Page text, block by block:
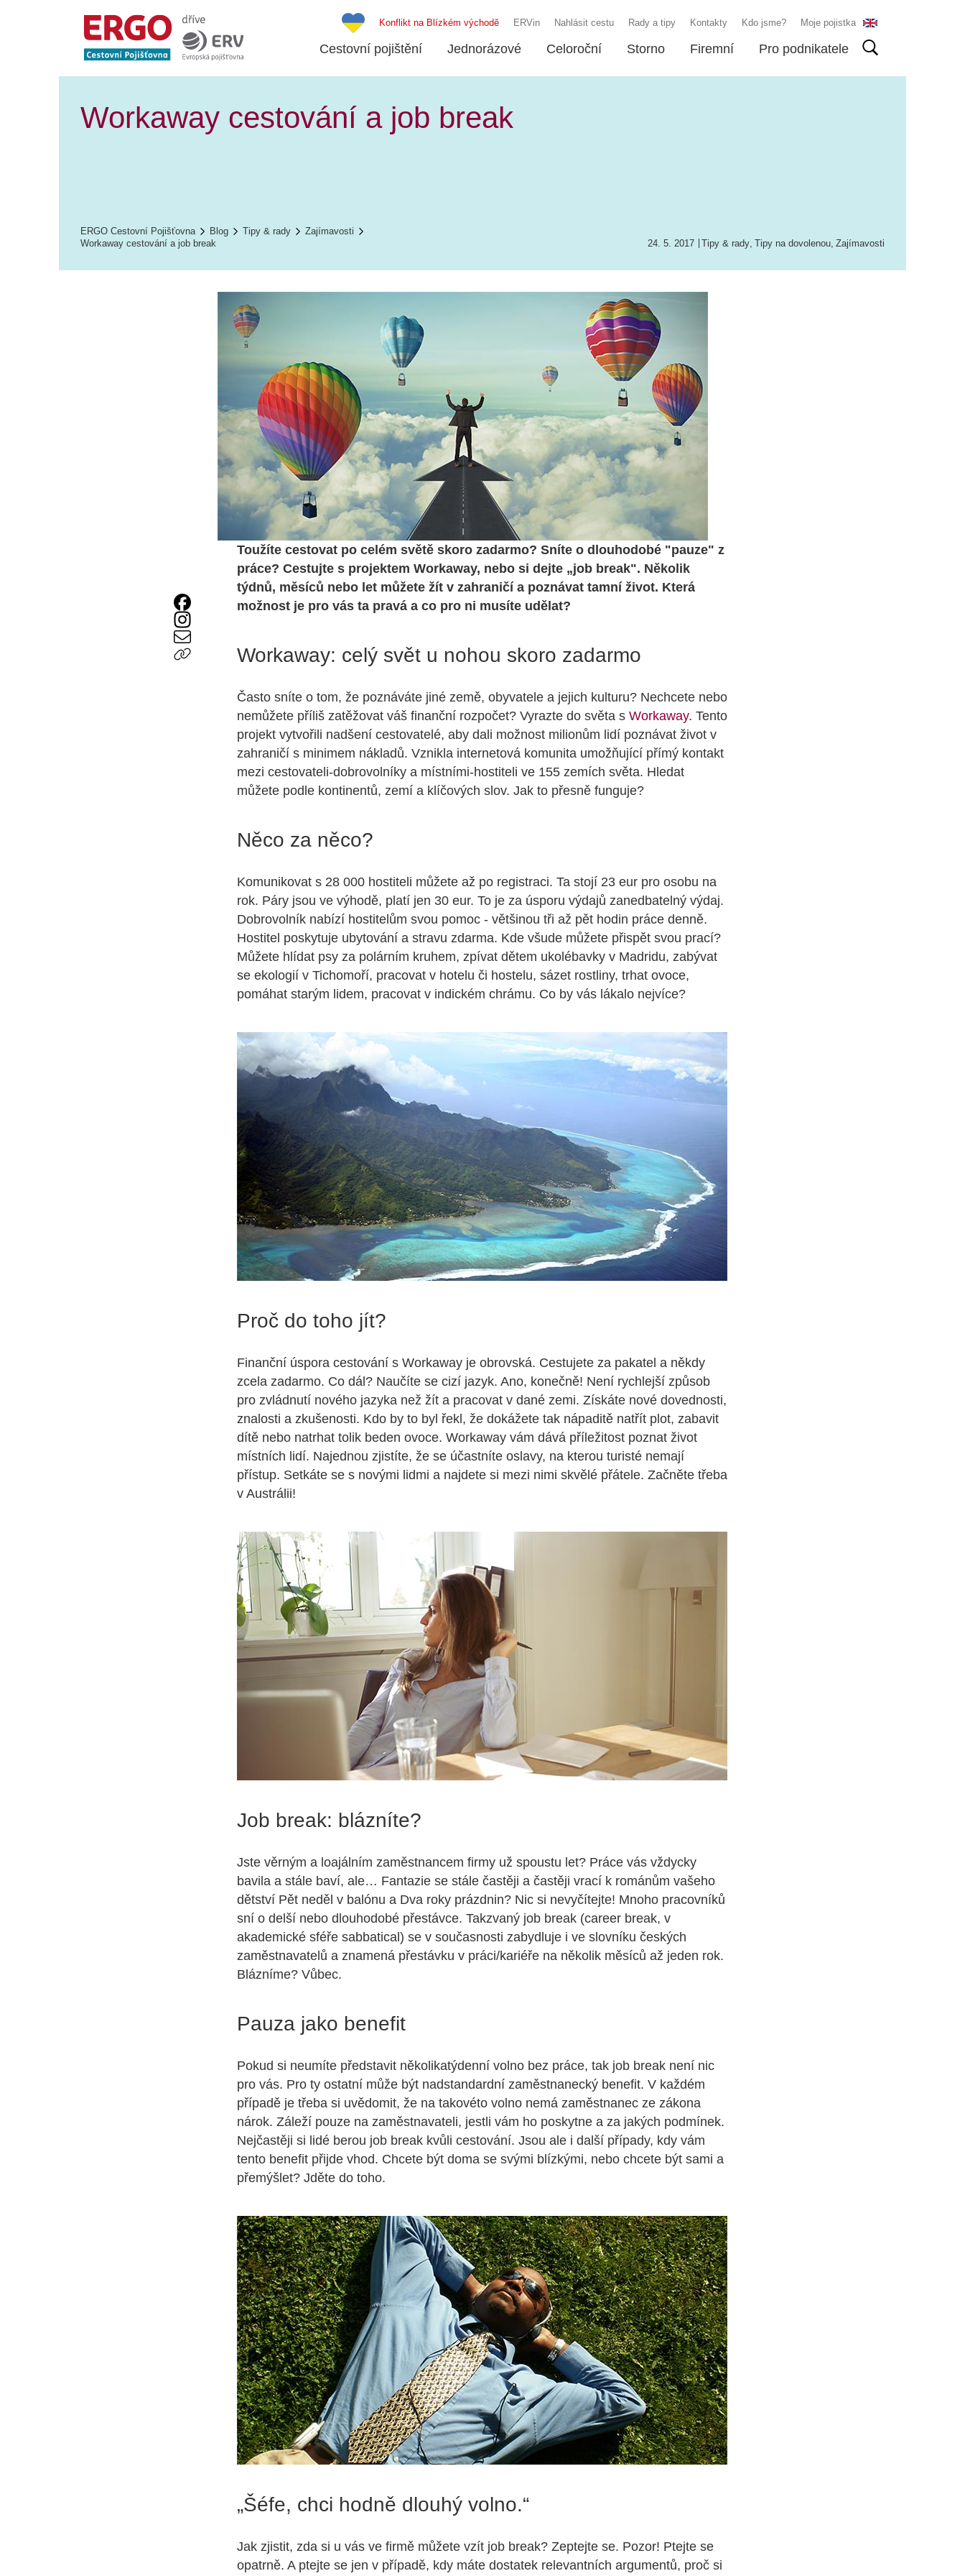
Konflikt na Blízkém východě ERVin Nahlásit cestu Rady a tipy Kontakty Kdo jsme? Moje pojistka
Cestovní pojištění Jednorázové Celoroční Storno Firemní Pro podnikatele
Workaway cestování a job break
ERGO Cestovní Pojišťovna Blog Tipy & rady
Zajímavosti
Workaway cestování a job break
24. 5. 2017 Tipy & rady, Tipy na dovolenou, Zajímavosti
Toužíte cestovat po celém světě skoro zadarmo? Sníte o dlouhodobé "pauze" z
práce? Cestujte s projektem Workaway, nebo si dejte „job break". Několik
týdnů, měsíců nebo let můžete žít v zahraničí a poznávat tamní život. Která
možnost je pro vás ta pravá a co pro ni musíte udělat?
Workaway: celý svět u nohou skoro zadarmo
Často sníte o tom, že poznáváte jiné země, obyvatele a jejich kulturu? Nechcete nebo
nemůžete příliš zatěžovat váš finanční rozpočet? Vyrazte do světa s Workaway. Tento
projekt vytvořili nadšení cestovatelé, aby dali možnost milionům lidí poznávat život v
zahraničí s minimem nákladů. Vznikla internetová komunita umožňující přímý kontakt
mezi cestovateli-dobrovolníky a místními-hostiteli ve 155 zemích světa. Hledat
můžete podle kontinentů, zemí a klíčových slov. Jak to přesně funguje?
Něco za něco?
Komunikovat s 28 000 hostiteli můžete až po registraci. Ta stojí 23 eur pro osobu na
rok. Páry jsou ve výhodě, platí jen 30 eur. To je za úsporu výdajů zanedbatelný výdaj.
Dobrovolník nabízí hostitelům svou pomoc - většinou tři až pět hodin práce denně.
Hostitel poskytuje ubytování a stravu zdarma. Kde všude můžete přispět svou prací?
Můžete hlídat psy za polárním kruhem, zpívat dětem ukolébavky v Madridu, zabývat
se ekologií v Tichomoří, pracovat v hotelu či hostelu, sázet rostliny, trhat ovoce,
pomáhat starým lidem, pracovat v indickém chrámu. Co by vás lákalo nejvíce?
Proč do toho jít?
Finanční úspora cestování s Workaway je obrovská. Cestujete za pakatel a někdy
zcela zadarmo. Co dál? Naučíte se cizí jazyk. Ano, konečně! Není rychlejší způsob
pro zvládnutí nového jazyka než žít a pracovat v dané zemi. Získáte nové dovednosti,
znalosti a zkušenosti. Kdo by to byl řekl, že dokážete tak nápaditě natřít plot, zabavit
dítě nebo natrhat tolik beden ovoce. Workaway vám dává příležitost poznat život
místních lidí. Najednou zjistíte, že se účastníte oslavy, na kterou turisté nemají
přístup. Setkáte se s novými lidmi a najdete si mezi nimi skvělé přátele. Začněte třeba
v Austrálii!
Job break: blázníte?
Jste věrným a loajálním zaměstnancem firmy už spoustu let? Práce vás vždycky
bavila a stále baví, ale… Fantazie se stále častěji a častěji vrací k románům vašeho
dětství Pět neděl v balónu a Dva roky prázdnin? Nic si nevyčítejte! Mnoho pracovníků
sní o delší nebo dlouhodobé přestávce. Takzvaný job break (career break, v
akademické sféře sabbatical) se v současnosti zabydluje i ve slovníku českých
zaměstnavatelů a znamená přestávku v práci/kariéře na několik měsíců až jeden rok.
Blázníme? Vůbec.
Pauza jako benefit
Pokud si neumíte představit několikatýdenní volno bez práce, tak job break není nic
pro vás. Pro ty ostatní může být nadstandardní zaměstnanecký benefit. V každém
případě je třeba si uvědomit, že na takovéto volno nemá zaměstnanec ze zákona
nárok. Záleží pouze na zaměstnavateli, jestli vám ho poskytne a za jakých podmínek.
Nejčastěji si lidé berou job break kvůli cestování. Jsou ale i další případy, kdy vám
tento benefit přijde vhod. Chcete být doma se svými blízkými, nebo chcete být sami a
přemýšlet? Jděte do toho.
„Šéfe, chci hodně dlouhý volno.“
Jak zjistit, zda si u vás ve firmě můžete vzít job break? Zeptejte se. Pozor! Ptejte se
opatrně. A ptejte se jen v případě, kdy máte dostatek relevantních argumentů, proč si